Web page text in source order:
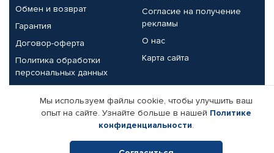
Обмен и возврат
Гарантия
Договор-оферта
Политика обработки
персональных данных
Согласие на получение
рекламы
О нас
Карта сайта
Партнерам
Корпоративным клиентам
Поставщикам
Реквизиты компании
Мы используем файлы cookie, чтобы улучшить ваш
опыт на сайте. Узнайте больше в нашей Политике
конфиденциальности.